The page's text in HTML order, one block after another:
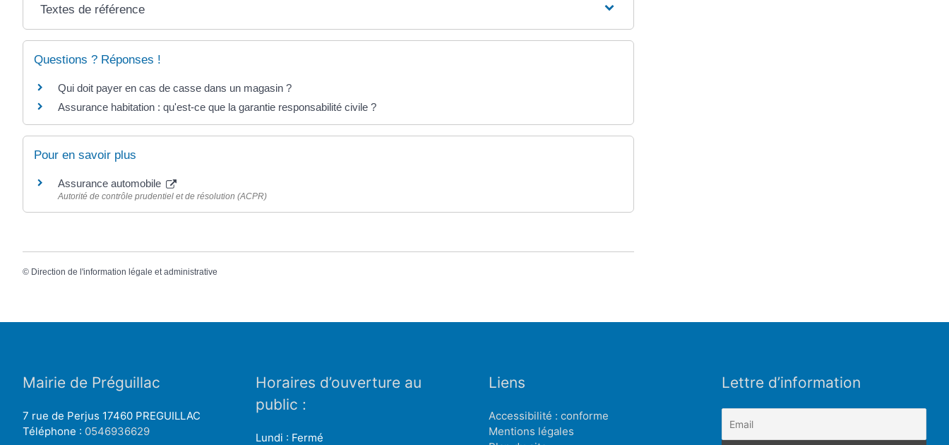
Textes de référence
Questions ? Réponses !
Qui doit payer en cas de casse dans un magasin ?
Assurance habitation : qu'est-ce que la garantie responsabilité civile ?
Pour en savoir plus
Assurance automobile
Autorité de contrôle prudentiel et de résolution (ACPR)
© Direction de l'information légale et administrative
Mairie de Préguillac
7 rue de Perjus 17460 PREGUILLAC
Téléphone : 0546936629
Horaires d’ouverture au
public :
Lundi : Fermé
Liens
Accessibilité : conforme
Mentions légales
Lettre d’information